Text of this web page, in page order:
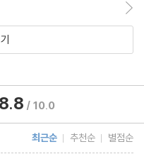
신이 기른 텃밭의 채소들로
라이프를 실천하기가 더 쉬
당이 아니더라도 주방장들
주겠다고 웃으면서 이야기
오일만 넣어 음식을 만들어
식탁
리카 샐러드
블
마테
8.8 / 10.0
최근순 추천순 별점순